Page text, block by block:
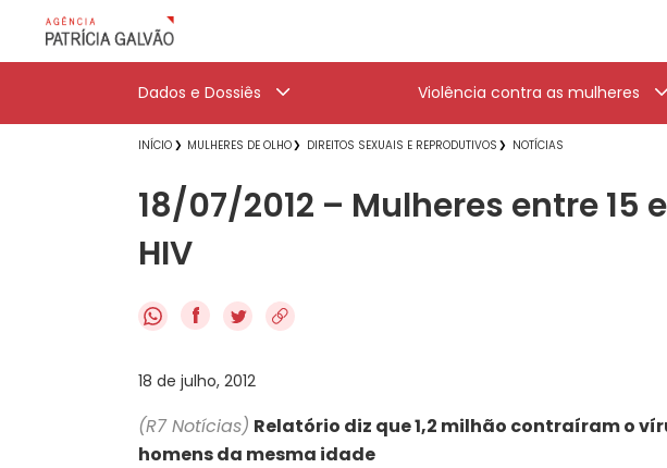
Dados e Dossiês Violência contra as mulheres
INÍCIO MULHERES DE OLHO DIREITOS SEXUAIS E REPRODUTIVOS NOTÍCIAS
18/07/2012 – Mulheres entre
HIV
f
18 de julho, 2012
(R7 Notícias) Relatório diz que 1,2 milhão contraíram o
homensda mesma idade